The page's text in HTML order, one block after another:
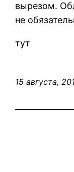
вырезом.
не
тут
15 августа,